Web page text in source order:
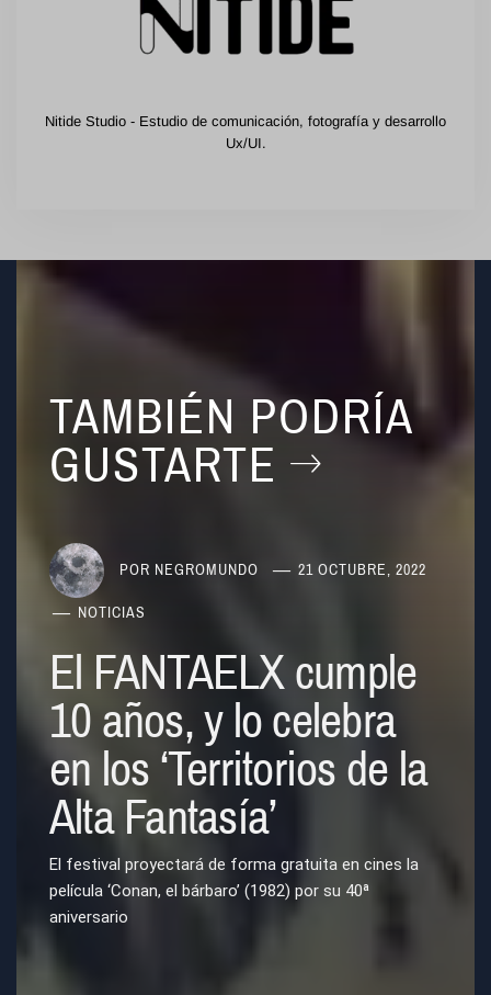
Nitide Studio - Estudio de comunicación, fotografía y desarrollo
Ux/UI.
TAMBIÉN PODRÍA
GUSTARTE
POR NEGROMUNDO 21 OCTUBRE, 2022
NOTICIAS
El FANTAELX cumple
10 años, y lo celebra
en los ‘Territorios de la
Alta Fantasía’
El festival proyectará de forma gratuita en cines la
película ‘Conan, el bárbaro’ (1982) por su 40ª
aniversario